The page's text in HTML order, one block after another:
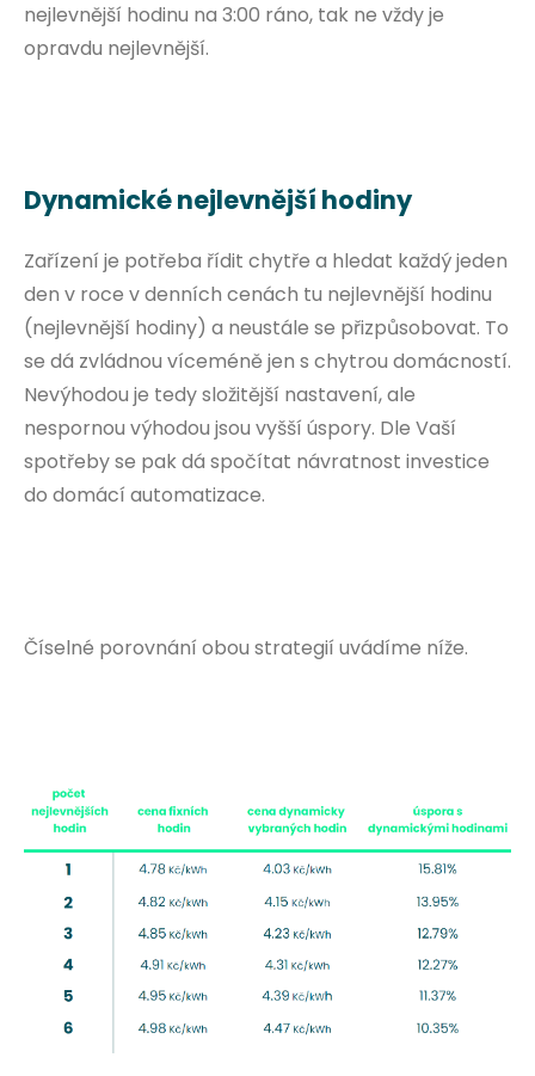
nejlevnější hodinu na 3:00 ráno, tak ne vždy je
opravdu nejlevnější.
Dynamické nejlevnější hodiny
Zařízení je potřeba řídit chytře a hledat každý jeden
den v roce v denních cenách tu nejlevnější hodinu
(nejlevnější hodiny) a neustále se přizpůsobovat. To
se dá zvládnou víceméně jen s chytrou domácností.
Nevýhodou je tedy složitější nastavení, ale
nespornou výhodou jsou vyšší úspory. Dle Vaší
spotřeby se pak dá spočítat návratnost investice
do domácí automatizace.
Číselné porovnání obou strategií uvádíme níže.